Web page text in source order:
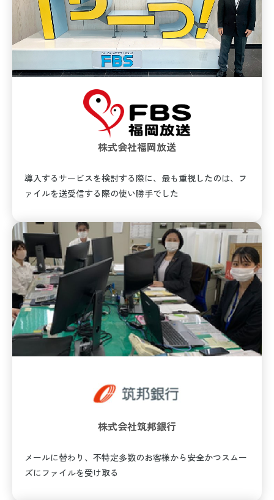
株式会社福岡放送
導入するサービスを検討する際に、最も重視したのは、フ
ァイルを送受信する際の使い勝手でした
株式会社筑邦銀行
メールに替わり、不特定多数のお客様から安全かつスムー
ズにファイルを受け取る